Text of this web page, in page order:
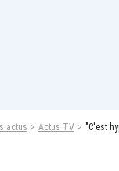
actus Actus TV "C'est